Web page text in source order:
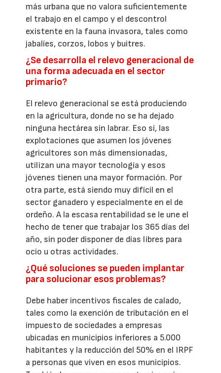
más urbana que no valora suficientemente
el trabajo en el campo y el descontrol
existente en la fauna invasora, tales como
jabalíes, corzos, lobos y buitres.
¿Se desarrolla el relevo generacional de
una forma adecuada en el sector
primario?
El relevo generacional se está produciendo
en la agricultura, donde no se ha dejado
ninguna hectárea sin labrar. Eso sí, las
explotaciones que asumen los jóvenes
agricultores son más dimensionadas,
utilizan una mayor tecnología y esos
jóvenes tienen una mayor formación. Por
otra parte, está siendo muy difícil en el
sector ganadero y especialmente en el de
ordeño. A la escasa rentabilidad se le une el
hecho de tener que trabajar los 365 días del
año, sin poder disponer de días libres para
ocio u otras actividades.
¿Qué soluciones se pueden implantar
para solucionar esos problemas?
Debe haber incentivos fiscales de calado,
tales como la exención de tributación en el
impuesto de sociedades a empresas
ubicadas en municipios inferiores a 5.000
habitantes y la reducción del 50% en el IRPF
a personas que viven en esos municipios.